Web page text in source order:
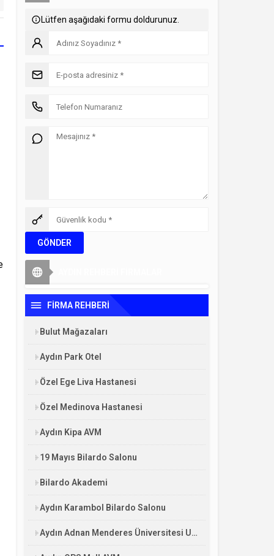
Lütfen aşağıdaki formu doldurunuz.
FİRMA REHBERİ
Bulut Mağazaları
Aydın Park Otel
Özel Ege Liva Hastanesi
Özel Medinova Hastanesi
Aydın Kipa AVM
19 Mayıs Bilardo Salonu
Bilardo Akademi
Aydın Karambol Bilardo Salonu
Aydın Adnan Menderes Üniversitesi Uygulama ve Araştırma Hastanesi